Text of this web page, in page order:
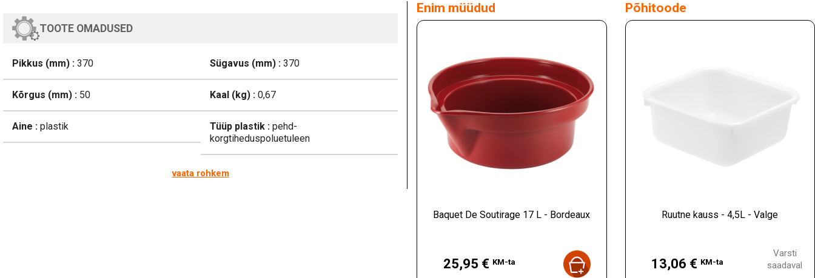
TOOTE OMADUSED
Pikkus (mm) : 370 Sügavus (mm) :370
Kõrgus (mm) : 50 Kaal (kg) :0,67
Aine : plastik Tüüp plastik :pehd-
korgtiheduspoluetuleen
vaata rohkem
Enim müüdud
Baquet De Soutirage 17 L - Bordeaux
25,95 € KM-ta
Põhitoode
Ruutne kauss - 4,5L - Valge
13,06 € KM-ta
Varsti
saadaval